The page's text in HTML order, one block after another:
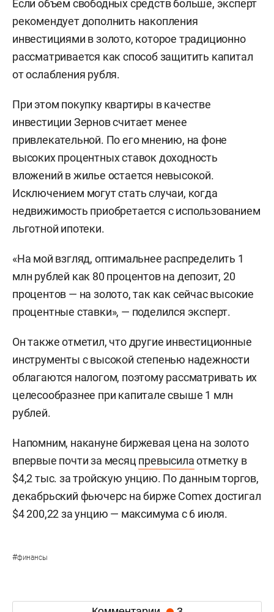
Если объем свободных средств больше, эксперт
рекомендует дополнить накопления
инвестициями в золото, которое традиционно
рассматривается как способ защитить капитал
от ослабления рубля.
При этом покупку квартиры в качестве
инвестиции Зернов считает менее
привлекательной. По его мнению, на фоне
высоких процентных ставок доходность
вложений в жилье остается невысокой.
Исключением могут стать случаи, когда
недвижимость приобретается с использованием
льготной ипотеки.
«На мой взгляд, оптимальнее распределить 1
млн рублей как 80 процентов на депозит, 20
процентов — на золото, так как сейчас высокие
процентные ставки», — поделился эксперт.
Он также отметил, что другие инвестиционные
инструменты с высокой степенью надежности
облагаются налогом, поэтому рассматривать их
целесообразнее при капитале свыше 1 млн
рублей.
Напомним, накануне биржевая цена на золото
впервые почти за месяц превысилаотметку в
$4,2 тыс. за тройскую унцию. По данным торгов,
декабрьский фьючерс на бирже Comex достигал
$4 200,22 за унцию — максимума с 6 июля.
#финансы